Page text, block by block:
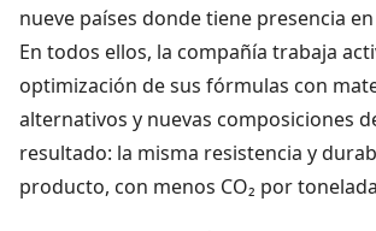
nueve países donde tiene presencia
En todos ellos, la compañía trabaja
optimización de sus fórmulas con
alternativos y nuevas composiciones
resultado: la misma resistencia y
producto, con menos CO₂ por